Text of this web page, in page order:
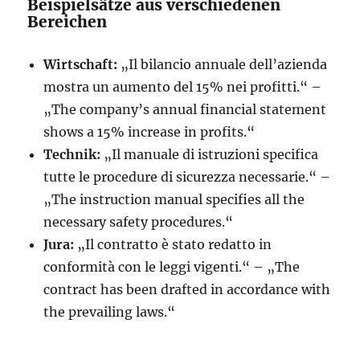
Beispielsätze aus verschiedenen
Bereichen
Wirtschaft: „Il bilancio annuale dell’azienda
mostra un aumento del 15% nei profitti.“ –
„The company’s annual financial statement
shows a 15% increase in profits.“
Technik: „Il manuale di istruzioni specifica
tutte le procedure di sicurezza necessarie.“ –
„The instruction manual specifies all the
necessary safety procedures.“
Jura: „Il contratto è stato redatto in
conformità con le leggi vigenti.“ – „The
contract has been drafted in accordance with
the prevailing laws.“